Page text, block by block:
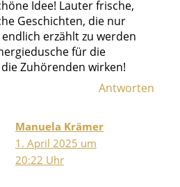
Idee! Lauter frische,
Geschichten, die nur
erzählt zu werden
für die
Zuhörenden wirken!
Antworten
Manuela Krämer
1. April 2025 um
20:22 Uhr